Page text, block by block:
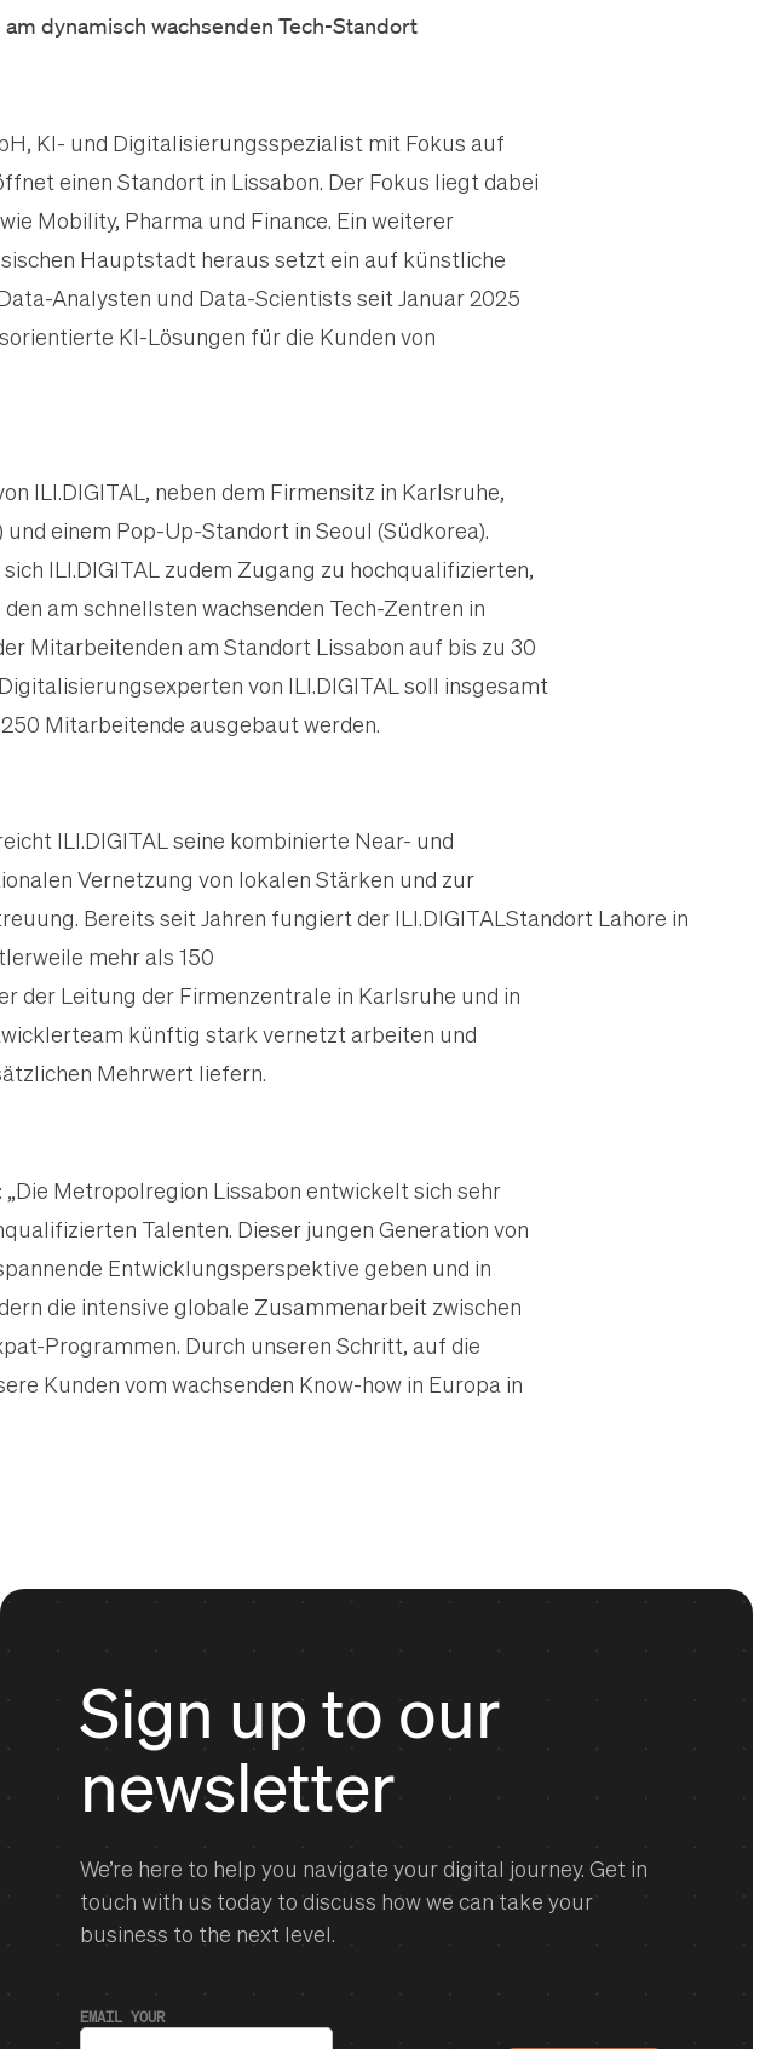
dynamisch wachsenden Tech-Standort
KI- und Digitalisierungsspezialist mit Fokus auf
einen Standort in Lissabon. Der Fokus liegt dabei
Mobility, Pharma und Finance. Ein weiterer
Hauptstadt heraus setzt ein auf künstliche
Analysten und Data-Scientists seit Januar 2025
KI-Lösungen für die Kunden von
ILI.DIGITAL, neben dem Firmensitz in Karlsruhe,
einem Pop-Up-Standort in Seoul (Südkorea).
ILI.DIGITAL zudem Zugang zu hochqualifizierten,
am schnellsten wachsenden Tech-Zentren in
Mitarbeitenden am Standort Lissabon auf bis zu 30
von ILI.DIGITAL soll insgesamt
Mitarbeitende ausgebaut werden.
ILI.DIGITAL seine kombinierte Near- und
Vernetzung von lokalen Stärken und zur
Bereits seit Jahren fungiert der ILI.DIGITALStandort Lahore in
mehr als 150
der Leitung der Firmenzentrale in Karlsruhe und in
künftig stark vernetzt arbeiten und
Mehrwert liefern.
„Die Metropolregion Lissabon entwickelt sich sehr
Talenten. Dieser jungen Generation von
Entwicklungsperspektive geben und in
die intensive globale Zusammenarbeit zwischen
Programmen. Durch unseren Schritt, auf die
Kunden vom wachsenden Know-how in Europa in
Sign up to our
newsletter
We’re here to help you navigate your digital journey. Get in
touch with us today to discuss how we can take your
business to the next level.
EMAIL YOUR